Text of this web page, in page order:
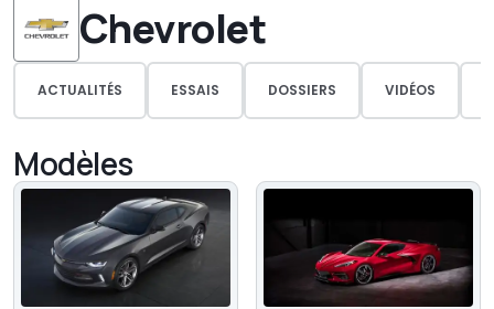
Chevrolet
ACTUALITÉS ESSAIS DOSSIERS VIDÉOS
Modèles